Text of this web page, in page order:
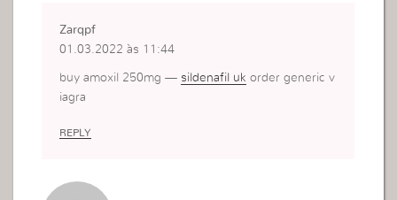
Zarqpf
01.03.2022 às 11:44
buy amoxil 250mg — sildenafil uk order generic v
iagra
REPLY